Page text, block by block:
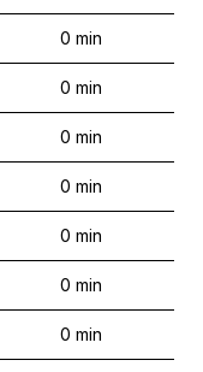
0 min
0 min
0 min
0 min
0 min
0 min
0 min